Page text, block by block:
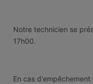
Notre technicien se
17h00.
En cas d'empêchement